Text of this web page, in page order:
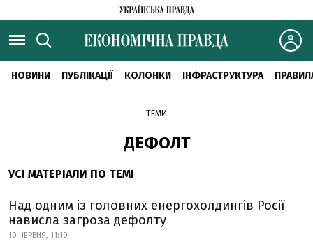
НОВИНИ ПУБЛІКАЦІЇ КОЛОНКИ ІНФРАСТРУКТУРА
ТЕМИ
ДЕФОЛТ
УСІ МАТЕРІАЛИ ПО ТЕМІ
Над одним із головних енергохолдингів Росії
нависла загроза дефолту
10 ЧЕРВНЯ, 11:10